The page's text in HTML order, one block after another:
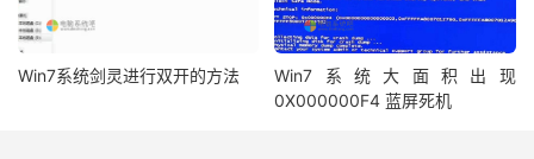
Win7系统剑灵进行双开的方法
Win7系统大面积出现
0X000000F4 蓝屏死机